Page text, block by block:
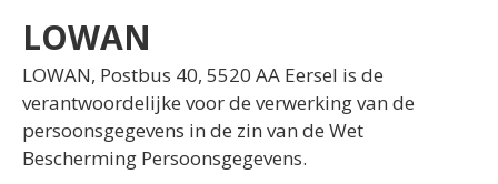
LOWAN
LOWAN, Postbus 40, 5520 AA Eersel is de
verantwoordelijke voor de verwerking van de
persoonsgegevens in de zin van de Wet
Bescherming Persoonsgegevens.